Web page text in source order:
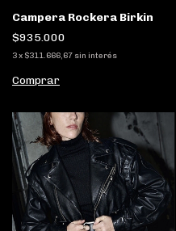
Campera Rockera Birkin
$935.000
3x $311.666,67 sin interés
Comprar